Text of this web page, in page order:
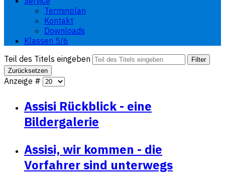
Terminplan
Kontakt
Downloads
Klassen 5/6
Teil des Titels eingeben
Filter
Zurücksetzen
Anzeige #
Assisi Rückblick - eine
Bildergalerie
Assisi, wir kommen - die
Vorfahrer sind unterwegs